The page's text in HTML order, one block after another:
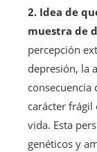
2. Idea de
muestra de
percepción
depresión, la
carácter frágil
vida. Esta
genéticos y